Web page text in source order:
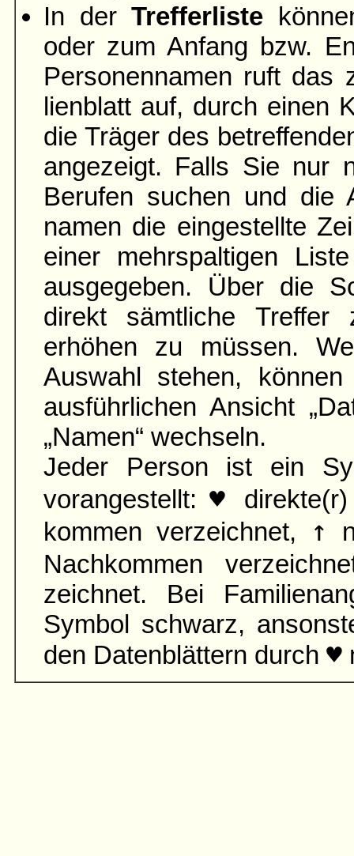
In derTrefferliste
oder zum Anfang bzw.
Personen­namen ruft das
lien­blatt auf, durch einen
die Träger des
angezeigt. Falls Sie nur
Berufen suchen und die
namen die ein­gestellte
einer mehr­spaltigen
aus­gegeben. Über die
direkt sämtliche
erhöhen zu müssen.
Auswahl stehen,
ausführ­lichen Ansicht
„Namen“ wechseln.
Jeder Person ist ein
vorangestellt:♥
kommen verzeichnet,
↑
Nach­kommen
zeichnet. Bei
Symbol schwarz,
den Daten­blättern durch ♥